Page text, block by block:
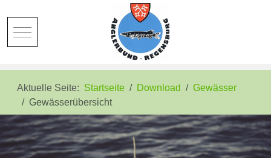
Mobile Menu Toggle
Aktuelle Seite: Startseite Download
Gewässer
Gewässerübersicht